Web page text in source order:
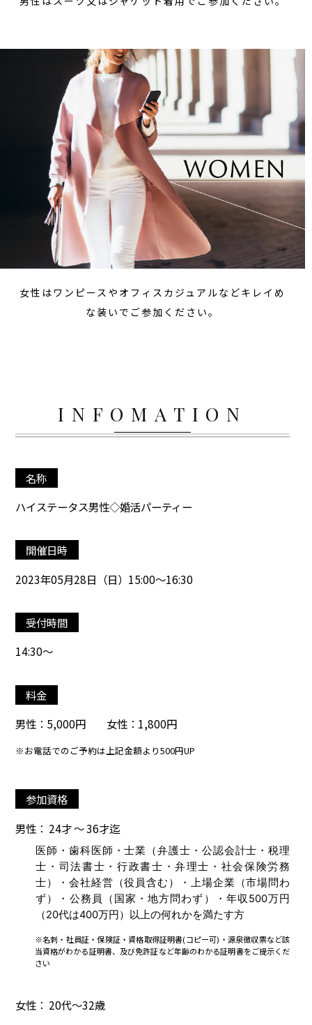
女性はワンピースやオフィスカジュアルなどキレイめ
な装いでご参加ください。
INFOMATION
名称
ハイステータス男性◇婚活パーティー
開催日時
2023年05月28日（日）15:00～16:30
受付時間
14:30～
料金
男性：5,000円 女性：1,800円
※お電話でのご予約は上記金額より500円UP
参加資格
男性： 24才 ～ 36才迄
医師・歯科医師・士業（弁護士・公認会計士・税理
士・司法書士・行政書士・弁理士・社会保険労務
士）・会社経営（役員含む）・上場企業（市場問わ
ず）・公務員（国家・地方問わず）・年収500万円
（20代は400万円）以上の何れかを満たす方
※名刺・社員証・保険証・資格取得証明書(コピー可)・源泉徴収票など該
当資格がわかる証明書、及び免許証など年齢のわかる証明書をご提示くだ
さい
女性： 20代～32歳